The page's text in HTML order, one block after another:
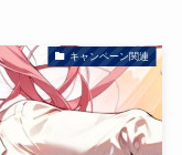
キャンペーン関連